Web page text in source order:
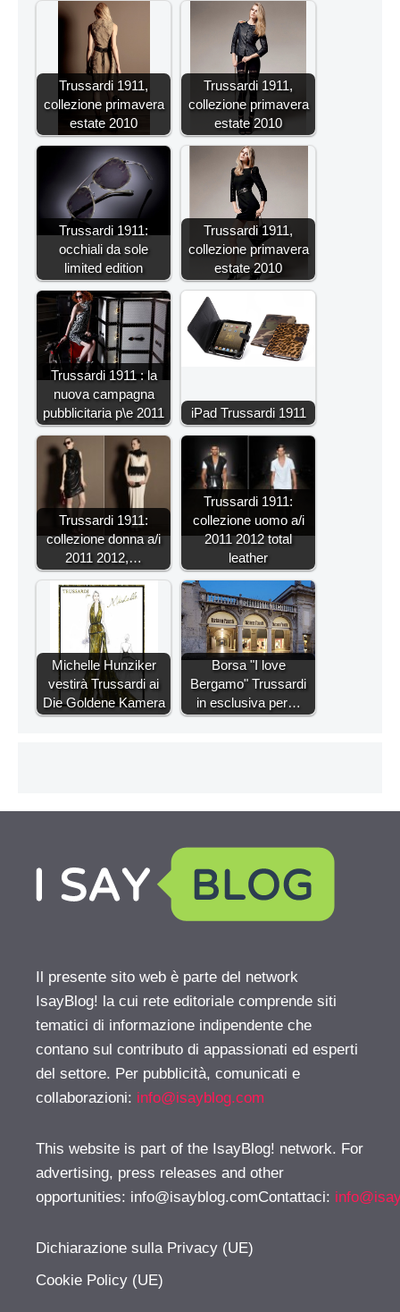
Trussardi 1911,
collezione primavera
estate 2010
Trussardi 1911,
collezione primavera
estate 2010
Trussardi 1911:
occhiali da sole
limited edition
Trussardi 1911,
collezione primavera
estate 2010
Trussardi 1911 : la
nuova campagna
pubblicitaria p\e 2011
iPad Trussardi 1911
Trussardi 1911:
collezione donna a/i
2011 2012,…
Trussardi 1911:
collezione uomo a/i
2011 2012 total
leather
Michelle Hunziker
vestirà Trussardi ai
Die Goldene Kamera
Borsa "I love
Bergamo" Trussardi
in esclusiva per…
Il presente sito web è parte del network
IsayBlog! la cui rete editoriale comprende siti
tematici di informazione indipendente che
contano sul contributo di appassionati ed esperti
del settore. Per pubblicità, comunicati e
collaborazioni: info@isayblog.com
This website is part of the IsayBlog! network. For
advertising, press releases and other
opportunities: info@isayblog.comContattaci:
Dichiarazione sulla Privacy (UE)
Cookie Policy (UE)